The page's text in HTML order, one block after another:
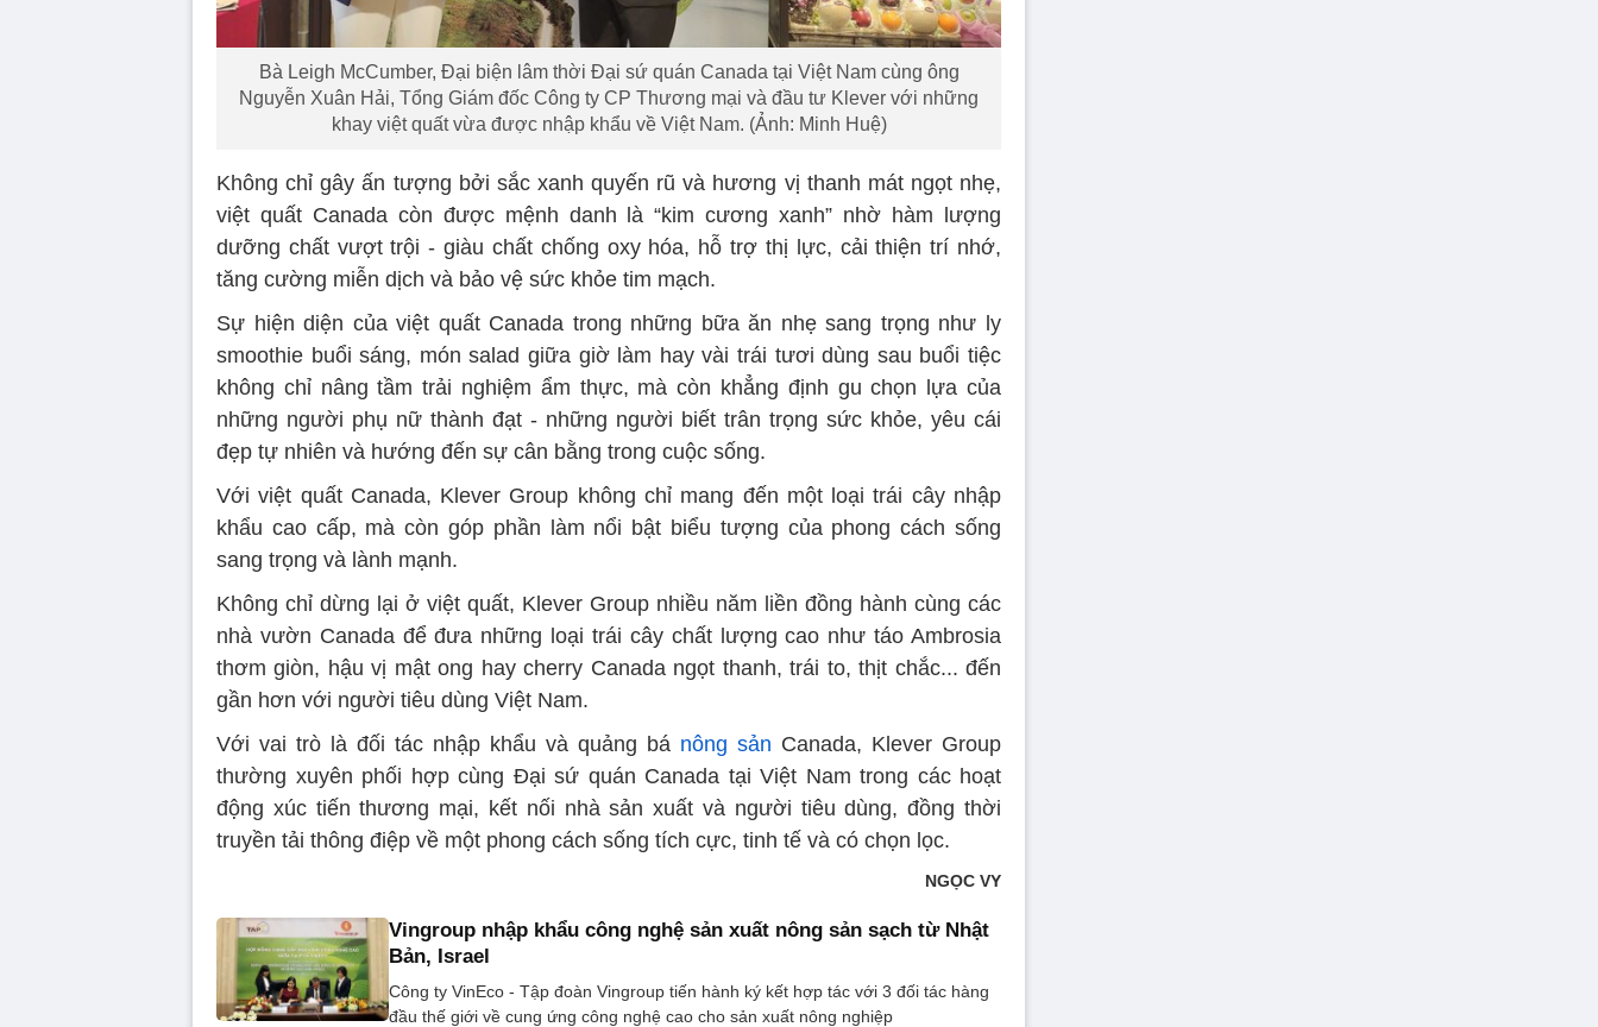
Bà Leigh McCumber, Đại biện lâm thời Đại sứ quán Canada tại Việt Nam cùng ông
Nguyễn Xuân Hải, Tổng Giám đốc Công ty CP Thương mại và đầu tư Klever với những
khay việt quất vừa được nhập khẩu về Việt Nam. (Ảnh: Minh Huệ)
Không chỉ gây ấn tượng bởi sắc xanh quyến rũ và hương vị thanh mát ngọt nhẹ,
việt quất Canada còn được mệnh danh là “kim cương xanh” nhờ hàm lượng
dưỡng chất vượt trội - giàu chất chống oxy hóa, hỗ trợ thị lực, cải thiện trí nhớ,
tăng cường miễn dịch và bảo vệ sức khỏe tim mạch.
Sự hiện diện của việt quất Canada trong những bữa ăn nhẹ sang trọng như ly
smoothie buổi sáng, món salad giữa giờ làm hay vài trái tươi dùng sau buổi tiệc
không chỉ nâng tầm trải nghiệm ẩm thực, mà còn khẳng định gu chọn lựa của
những người phụ nữ thành đạt - những người biết trân trọng sức khỏe, yêu cái
đẹp tự nhiên và hướng đến sự cân bằng trong cuộc sống.
Với việt quất Canada, Klever Group không chỉ mang đến một loại trái cây nhập
khẩu cao cấp, mà còn góp phần làm nổi bật biểu tượng của phong cách sống
sang trọng và lành mạnh.
Không chỉ dừng lại ở việt quất, Klever Group nhiều năm liền đồng hành cùng các
nhà vườn Canada để đưa những loại trái cây chất lượng cao như táo Ambrosia
thơm giòn, hậu vị mật ong hay cherry Canada ngọt thanh, trái to, thịt chắc... đến
gần hơn với người tiêu dùng Việt Nam.
Với vai trò là đối tác nhập khẩu và quảng bá nông sản Canada, Klever Group
thường xuyên phối hợp cùng Đại sứ quán Canada tại Việt Nam trong các hoạt
động xúc tiến thương mại, kết nối nhà sản xuất và người tiêu dùng, đồng thời
truyền tải thông điệp về một phong cách sống tích cực, tinh tế và có chọn lọc.
NGỌC VY
Vingroup nhập khẩu công nghệ sản xuất nông sản sạch từ Nhật
Bản, Israel
Công ty VinEco - Tập đoàn Vingroup tiến hành ký kết hợp tác với 3 đối tác hàng
đầu thế giới về cung ứng công nghệ cao cho sản xuất nông nghiệp